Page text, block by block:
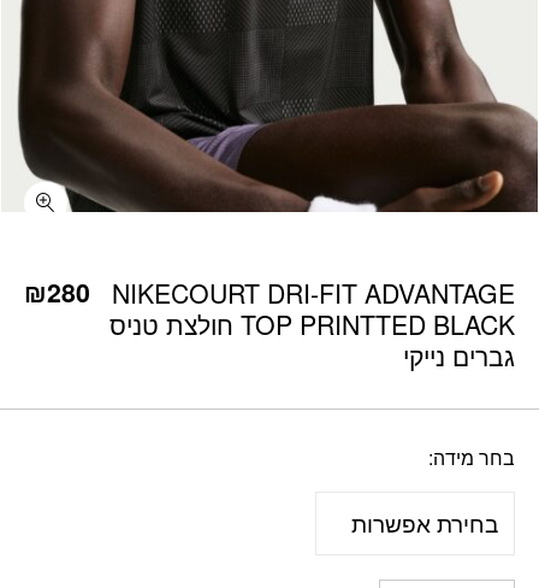
NIKECOURT DRI-FIT ADVANTAGE
TOP PRINTTED BLACK חולצת טניס
גברים נייקי
₪280
בחר מידה